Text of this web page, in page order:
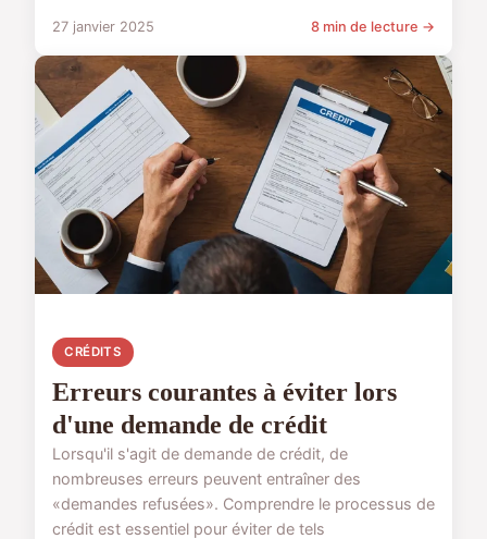
27 janvier 2025 8 min de lecture →
CRÉDITS
Erreurs courantes à éviter lors
d'une demande de crédit
Lorsqu'il s'agit de demande de crédit, de
nombreuses erreurs peuvent entraîner des
«demandes refusées». Comprendre le processus de
crédit est essentiel pour éviter de tels